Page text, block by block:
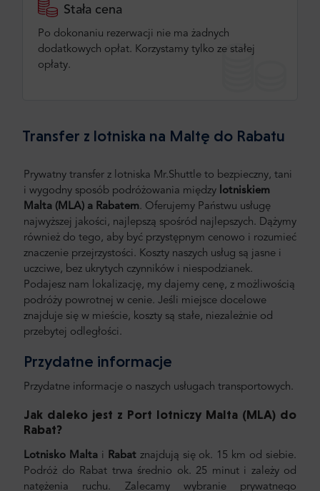
Stała cena
Po dokonaniu rezerwacji nie ma żadnych
dodatkowych opłat. Korzystamy tylko ze stałej
opłaty.
Transfer z lotniska na Maltę do Rabatu
Prywatny transfer z lotniska Mr.Shuttle to bezpieczny, tani
i wygodny sposób podróżowania między lotniskiem
Malta (MLA) a Rabatem. Oferujemy Państwu usługę
najwyższej jakości, najlepszą spośród najlepszych. Dążymy
również do tego, aby być przystępnym cenowo i rozumieć
znaczenie przejrzystości. Koszty naszych usług są jasne i
uczciwe, bez ukrytych czynników i niespodzianek.
Podajesz nam lokalizację, my dajemy cenę, z możliwością
podróży powrotnej w cenie. Jeśli miejsce docelowe
znajduje się w mieście, koszty są stałe, niezależnie od
przebytej odległości.
Przydatne informacje
Przydatne informacje o naszych usługach transportowych.
Jak daleko jest z Port lotniczy Malta (MLA) do
Rabat?
Lotnisko Maltai Rabatznajdują się ok. 15 km od siebie.
Podróż do Rabat trwa średnio ok. 25 minut i zależy od
natężenia ruchu. Zalecamy wybranie prywatnego